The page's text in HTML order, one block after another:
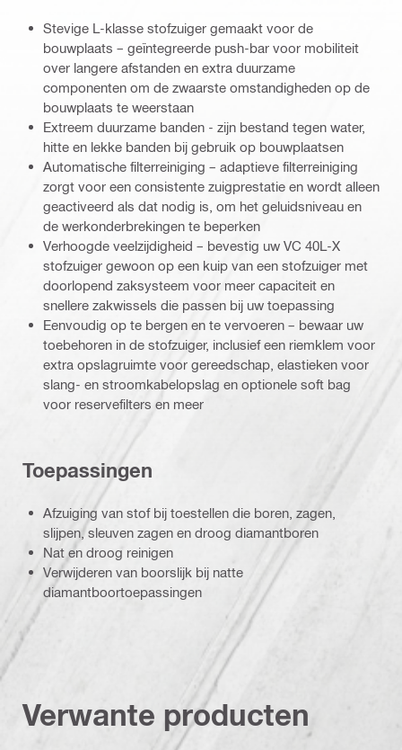
Stevige L-klasse stofzuiger gemaakt voor de
bouwplaats – geïntegreerde push-bar voor mobiliteit
over langere afstanden en extra duurzame
componenten om de zwaarste omstandigheden op de
bouwplaats te weerstaan
Extreem duurzame banden - zijn bestand tegen water,
hitte en lekke banden bij gebruik op bouwplaatsen
Automatische filterreiniging – adaptieve filterreiniging
zorgt voor een consistente zuigprestatie en wordt alleen
geactiveerd als dat nodig is, om het geluidsniveau en
de werkonderbrekingen te beperken
Verhoogde veelzijdigheid – bevestig uw VC 40L-X
stofzuiger gewoon op een kuip van een stofzuiger met
doorlopend zaksysteem voor meer capaciteit en
snellere zakwissels die passen bij uw toepassing
Eenvoudig op te bergen en te vervoeren – bewaar uw
toebehoren in de stofzuiger, inclusief een riemklem voor
extra opslagruimte voor gereedschap, elastieken voor
slang- en stroomkabelopslag en optionele soft bag
voor reservefilters en meer
Toepassingen
Afzuiging van stof bij toestellen die boren, zagen,
slijpen, sleuven zagen en droog diamantboren
Nat en droog reinigen
Verwijderen van boorslijk bij natte
diamantboortoepassingen
Verwante producten